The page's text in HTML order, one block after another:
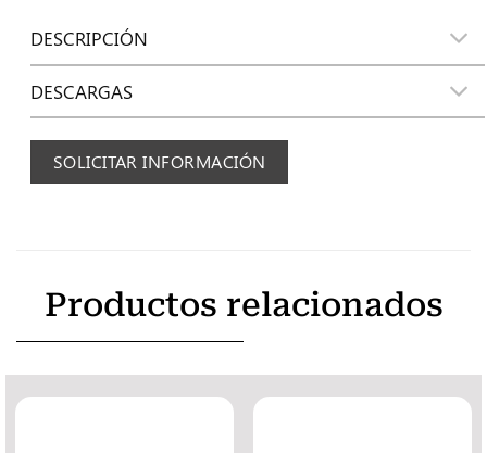
DESCRIPCIÓN
DESCARGAS
SOLICITAR INFORMACIÓN
Productos relacionados